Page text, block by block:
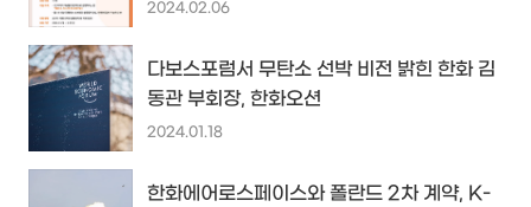
2024.02.06
다보스포럼서 무탄소 선박 비전 밝힌 한화 김
동관 부회장, 한화오션
2024.01.18
한화에어로스페이스와 폴란드 2차 계약, K-